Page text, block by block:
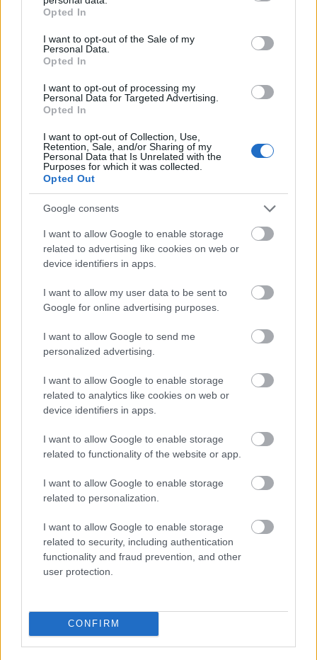
grant or deny consent to Google and its third-party tags to
use your data for below specified purposes in below Google
consent section.
Opted In
I want to opt-out of the Sale of my
Personal Data.
Opted In
I want to opt-out of processing my
Personal Data for Targeted Advertising.
Opted In
I want to opt-out of Collection, Use,
Retention, Sale, and/or Sharing of my
Personal Data that Is Unrelated with the
Purposes for which it was collected.
Opted Out
Google consents
I want to allow Google to enable storage
related to advertising like cookies on web or
device identifiers in apps.
I want to allow my user data to be sent to
Google for online advertising purposes.
I want to allow Google to send me
personalized advertising.
I want to allow Google to enable storage
related to analytics like cookies on web or
device identifiers in apps.
I want to allow Google to enable storage
related to functionality of the website or app.
I want to allow Google to enable storage
related to personalization.
I want to allow Google to enable storage
related to security, including authentication
functionality and fraud prevention, and other
user protection.
CONFIRM
•
Az utóbbi években alapvetően változtak meg a lázat
mikor nem? Mikor válasszuk a gyógyszeres és mikor
a fizikai csillapítást? Ajánlott-e még a priznic, a
borogatás és a hűtőfürdő?
Mi történik a testünkben, ha
belázasodunk?
anatomia•2020. április 07.
A koronavírus-járvány miatt egyre több szó esik a
Annak ellenére, hogy a láz gyerekkorunk óta
végigkíséri a betegségeinket, a köztudatban
Ráadásul az utóbbi pár évben meg is változtak a
szakmai irányelvek…